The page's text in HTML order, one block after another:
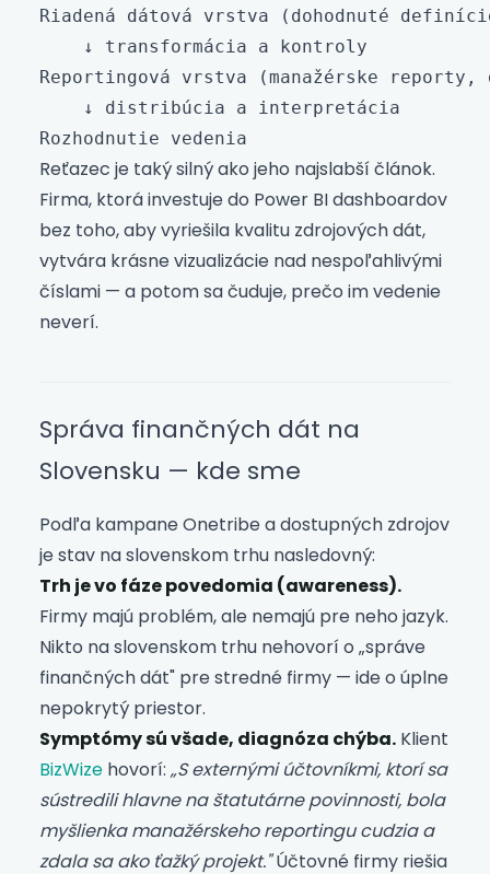
Riadená dátová vrstva (dohodnuté
    ↓ transformácia a kontroly
Reportingová vrstva (manažérske reporty,
    ↓ distribúcia a interpretácia
Reťazec je taký silný ako jeho najslabší článok.
Firma, ktorá investuje do Power BI dashboardov
bez toho, aby vyriešila kvalitu zdrojových dát,
vytvára krásne vizualizácie nad nespoľahlivými
číslami — a potom sa čuduje, prečo im vedenie
neverí.
Správa finančných dát na
Slovensku — kde sme
Podľa kampane Onetribe a dostupných zdrojov
je stav na slovenskom trhu nasledovný:
Trh je vo fáze povedomia (awareness).
Firmy majú problém, ale nemajú pre neho jazyk.
Nikto na slovenskom trhu nehovorí o „správe
finančných dát" pre stredné firmy — ide o úplne
nepokrytý priestor.
Symptómy sú všade, diagnóza chýba. Klient
BizWize hovorí: „S externými účtovníkmi, ktorí sa
sústredili hlavne na štatutárne povinnosti, bola
myšlienka manažérskeho reportingu cudzia a
zdala sa ako ťažký projekt."Účtovné firmy riešia